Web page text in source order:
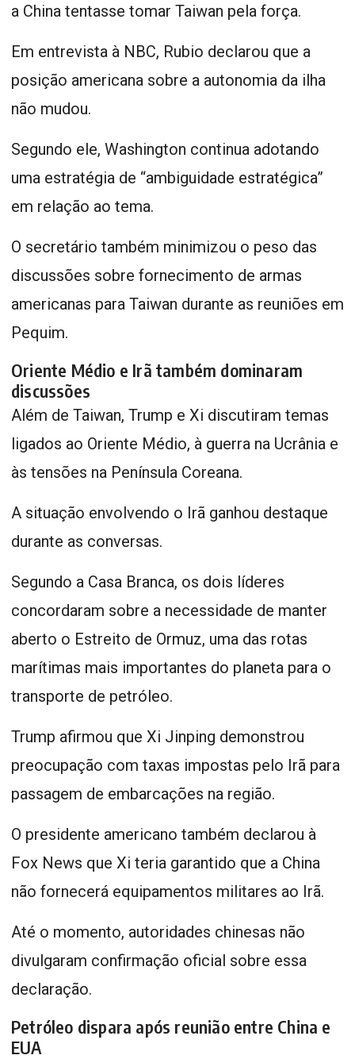
a China tentasse tomar Taiwan pela força.
Em entrevista à NBC, Rubio declarou que a
posição americana sobre a autonomia da ilha
não mudou.
Segundo ele, Washington continua adotando
uma estratégia de “ambiguidade estratégica”
em relação ao tema.
O secretário também minimizou o peso das
discussões sobre fornecimento de armas
americanas para Taiwan durante as reuniões em
Pequim.
Oriente Médio e Irã também dominaram
discussões
Além de Taiwan, Trump e Xi discutiram temas
ligados ao Oriente Médio, à guerra na Ucrânia e
às tensões na Península Coreana.
A situação envolvendo o Irã ganhou destaque
durante as conversas.
Segundo a Casa Branca, os dois líderes
concordaram sobre a necessidade de manter
aberto o Estreito de Ormuz, uma das rotas
marítimas mais importantes do planeta para o
transporte de petróleo.
Trump afirmou que Xi Jinping demonstrou
preocupação com taxas impostas pelo Irã para
passagem de embarcações na região.
O presidente americano também declarou à
Fox News que Xi teria garantido que a China
não fornecerá equipamentos militares ao Irã.
Até o momento, autoridades chinesas não
divulgaram confirmação oficial sobre essa
declaração.
Petróleo dispara após reunião entre China e
EUA